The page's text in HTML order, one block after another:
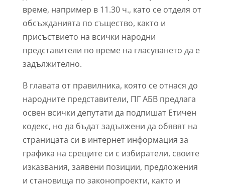
време, например в 11.30 ч., като се отделя от
обсъжданията по същество, както и
присъствието на всички народни
представители по време на гласуването да е
задължително.
В главата от правилника, която се отнася до
народните представители, ПГ АБВ предлага
освен всички депутати да подпишат Етичен
кодекс, но да бъдат задължени да обявят на
страницата си в интернет информация за
графика на срещите си с избиратели, своите
изказвания, заявени позиции, предложения
и становища по законопроекти, както и